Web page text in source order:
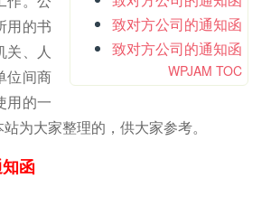
致对方公司的通知函
致对方公司的通知函
WPJAM TOC
用的书
关、人
位间商
用的一
为大家整理的，供大家参考。
函